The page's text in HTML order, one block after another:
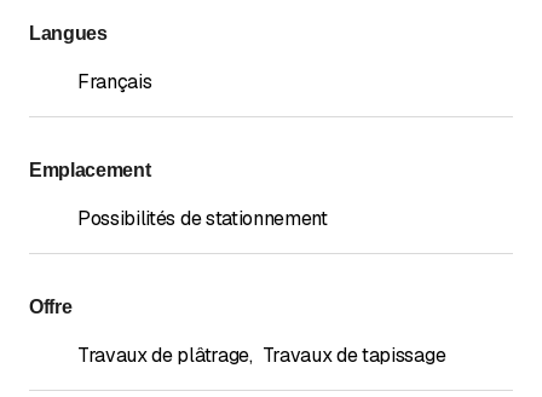
Langues
Français
Emplacement
Possibilités de stationnement
Offre
Travaux de plâtrage, Travaux de tapissage